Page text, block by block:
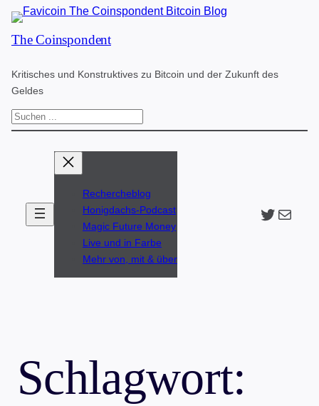
Zum
Inhalt
The Coinspondent
Kritisches und Konstruktives zu Bitcoin und der Zukunft des
Geldes
S
Rechercheblog
Honigdachs-Podcast
Magic Future Money
Live und in Farbe
Mehr von, mit & über
Twitter
The
Schlagwort: